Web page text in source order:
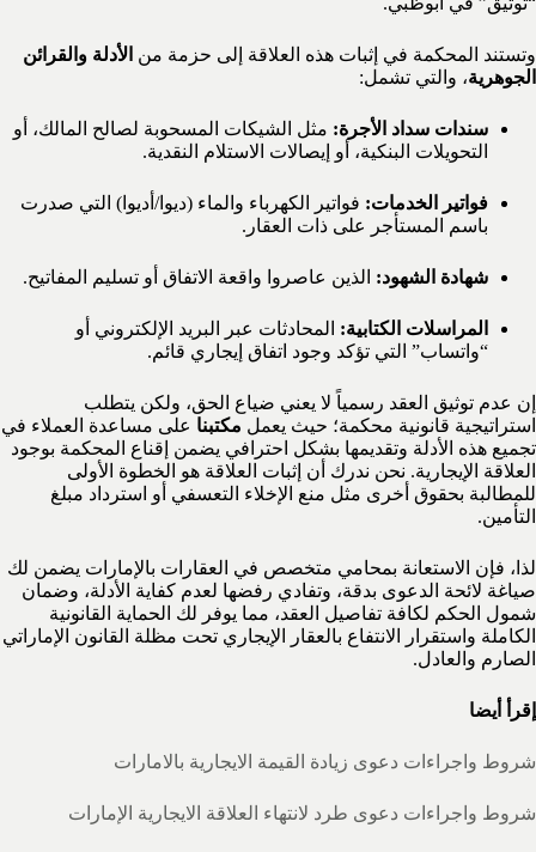
وتستند المحكمة في إثبات هذه العلاقة إلى حزمة من الأدلة والقرائن
الجوهرية، والتي تشمل:
سندات سداد الأجرة: مثل الشيكات المسحوبة لصالح المالك، أو
التحويلات البنكية، أو إيصالات الاستلام النقدية.
فواتير الخدمات: فواتير الكهرباء والماء (ديوا/أديوا) التي صدرت
باسم المستأجر على ذات العقار.
شهادة الشهود: الذين عاصروا واقعة الاتفاق أو تسليم المفاتيح.
المراسلات الكتابية: المحادثات عبر البريد الإلكتروني أو
“واتساب” التي تؤكد وجود اتفاق إيجاري قائم.
إن عدم توثيق العقد رسمياً لا يعني ضياع الحق، ولكن يتطلب
استراتيجية قانونية محكمة؛ حيث يعمل مكتبنا على مساعدة العملاء في
تجميع هذه الأدلة وتقديمها بشكل احترافي يضمن إقناع المحكمة بوجود
العلاقة الإيجارية. نحن ندرك أن إثبات العلاقة هو الخطوة الأولى
للمطالبة بحقوق أخرى مثل منع الإخلاء التعسفي أو استرداد مبلغ
التأمين.
لذا، فإن الاستعانة بمحامي متخصص في العقارات بالإمارات يضمن لك
صياغة لائحة الدعوى بدقة، وتفادي رفضها لعدم كفاية الأدلة، وضمان
شمول الحكم لكافة تفاصيل العقد، مما يوفر لك الحماية القانونية
الكاملة واستقرار الانتفاع بالعقار الإيجاري تحت مظلة القانون الإماراتي
الصارم والعادل.
إقرأ أيضا
شروط واجراءات دعوى زيادة القيمة الايجارية بالامارات
شروط واجراءات دعوى طرد لانتهاء العلاقة الايجارية الإمارات